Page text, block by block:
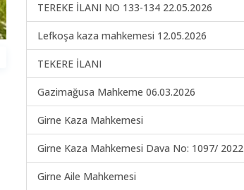
TEREKE İLANI NO 133-134 22.05.2026
Lefkoşa kaza mahkemesi 12.05.2026
TEKERE İLANI
Gazimağusa Mahkeme 06.03.2026
Girne Kaza Mahkemesi
Girne Kaza Mahkemesi Dava No: 1097/ 2022
Girne Aile Mahkemesi